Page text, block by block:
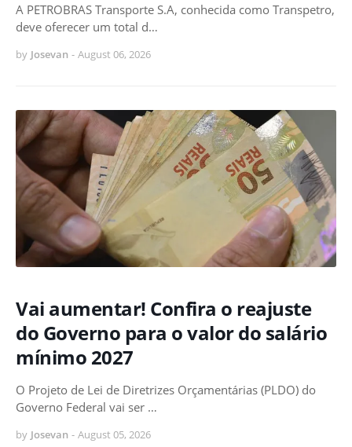
A PETROBRAS Transporte S.A, conhecida como Transpetro,
deve oferecer um total d…
by Josevan - August 06, 2026
Vai aumentar! Confira o reajuste
do Governo para o valor do salário
mínimo 2027
O Projeto de Lei de Diretrizes Orçamentárias (PLDO) do
Governo Federal vai ser …
by Josevan - August 05, 2026